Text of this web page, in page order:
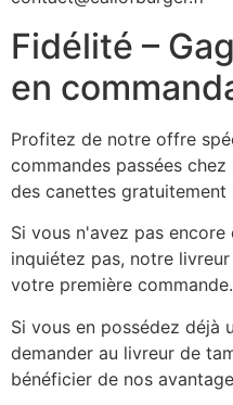
Fidélité –
en
Profitez de notre offre
commandes passées
des canettes gratuitement
Si vous n'avez pas
inquiétez pas, notre
votre première commande.
Si vous en possédez déjà
demander au livreur de
bénéficier de nos